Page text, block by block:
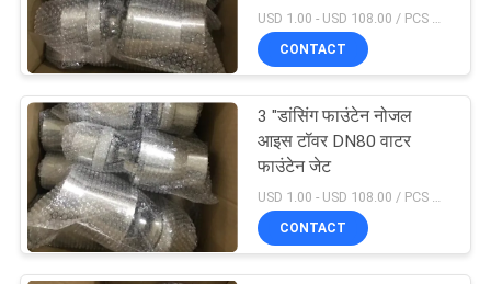
वाणिज्यिक स्विमिंग पूल रेत
फ़िल्टर
USD 1.00 - USD 108.00 / PCS MOQ:1 टुकड़ा
CONTACT
3 "डांसिंग फाउंटेन नोजल
आइस टॉवर DN80 वाटर
फाउंटेन जेट
USD 1.00 - USD 108.00 / PCS MOQ:1 टुकड़ा
CONTACT